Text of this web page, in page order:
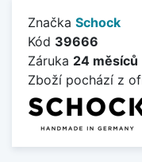
Značka Schock
Kód 39666
Záruka 24 měsíců
Zboží pochází z